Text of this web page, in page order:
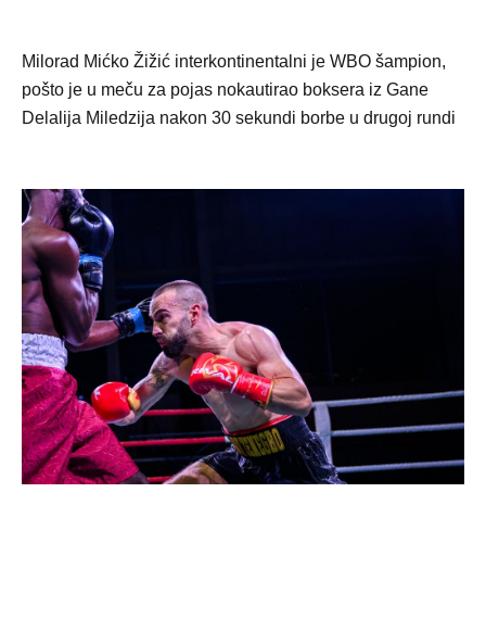
Milorad Mićko Žižić interkontinentalni je WBO šampion,
pošto je u meču za pojas nokautirao boksera iz Gane
Delalija Miledzija nakon 30 sekundi borbe u drugoj rundi